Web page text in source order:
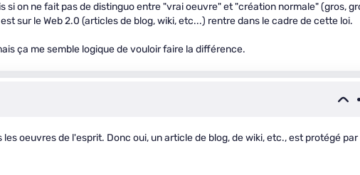
si on ne fait pas de distinguo entre "vrai oeuvre" et "création normale" (gros,
sur le Web 2.0 (articles de blog, wiki, etc...) rentre dans le cadre de cette loi.
ça me semble logique de vouloir faire la différence.
oeuvres de l'esprit. Donc oui, un article de blog, de wiki, etc., est protégé par